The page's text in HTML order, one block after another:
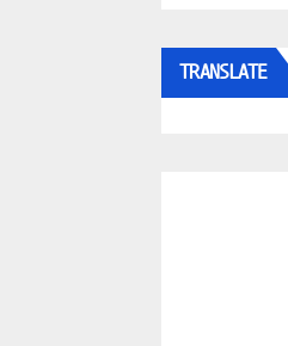
TRANSLATE